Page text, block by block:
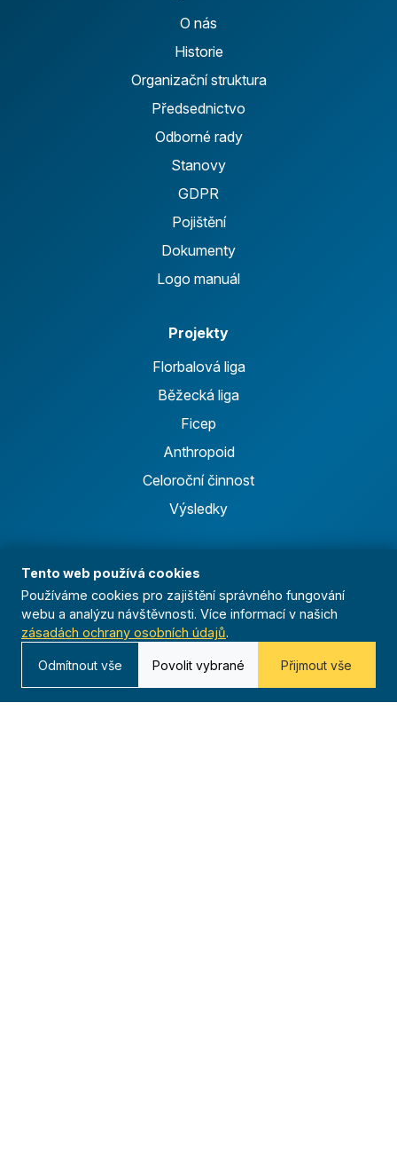
O nás
Historie
Organizační struktura
Předsednictvo
Odborné rady
Stanovy
GDPR
Pojištění
Dokumenty
Logo manuál
Projekty
Florbalová liga
Běžecká liga
Ficep
Anthropoid
Celoroční činnost
Výsledky
Časopis
Archiv
Redakce
Tento web používá cookies
Používáme cookies pro zajištění správného fungování
webu a analýzu návštěvnosti. Více informací v našich
zásadách ochrany osobních údajů.
Odmítnout vše Povolit vybrané Přijmout vše